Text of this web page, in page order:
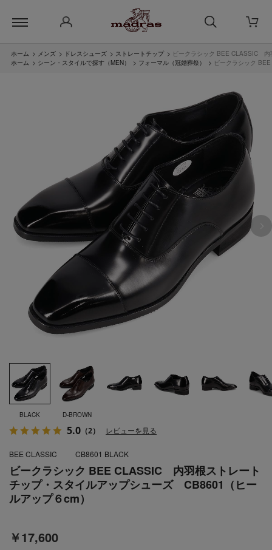
ホーム > メンズ > ドレスシューズ > ストレートチップ > ビークラシック BEE CLASSIC 内
ホーム > シーン・スタイルで探す（MEN） > フォーマル（冠婚葬祭） > ビークラシック
BLACK D-BROWN
ビークラシック BEE CLASSIC 内羽根ストレート
チップ・スタイルアップシューズ CB8601（ヒー
ルアップ６cm）
5.0 （2） レビューを見る
￥17,600
BEE CLASSIC CB8601 BLACK